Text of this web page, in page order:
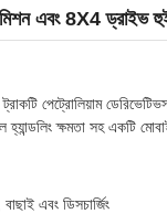
এবং 8X4 ড্রাইভ
পেট্রোলিয়াম
ক্ষমতা সহ একটি
এবং ডিসচার্জিং